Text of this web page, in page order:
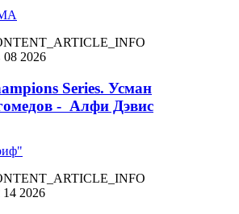
08 2026
Series. Усман
- Алфи Дэвис
14 2026